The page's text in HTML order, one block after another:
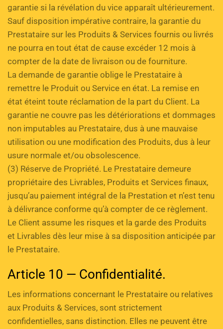
garantie si la révélation du vice apparaît ultérieurement.
Sauf disposition impérative contraire, la garantie du
Prestataire sur les Produits & Services fournis ou livrés
ne pourra en tout état de cause excéder 12 mois à
compter de la date de livraison ou de fourniture.
La demande de garantie oblige le Prestataire à
remettre le Produit ou Service en état. La remise en
état éteint toute réclamation de la part du Client. La
garantie ne couvre pas les détériorations et dommages
non imputables au Prestataire, dus à une mauvaise
utilisation ou une modification des Produits, dus à leur
usure normale et/ou obsolescence.
(3) Réserve de Propriété. Le Prestataire demeure
propriétaire des Livrables, Produits et Services finaux,
jusqu’au paiement intégral de la Prestation et n’est tenu
à délivrance conforme qu’à compter de ce règlement.
Le Client assume les risques et la garde des Produits
et Livrables dès leur mise à sa disposition anticipée par
le Prestataire.
Article 10 — Confidentialité.
Les informations concernant le Prestataire ou relatives
aux Produits & Services, sont strictement
confidentielles, sans distinction. Elles ne peuvent être